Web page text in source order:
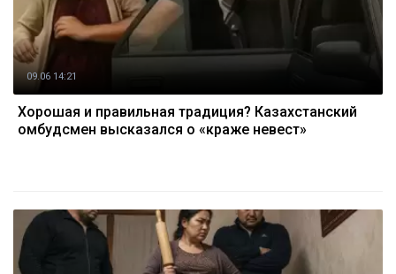
09.06 14:21
Хорошая и правильная традиция? Казахстанский
омбудсмен высказался о «краже невест»